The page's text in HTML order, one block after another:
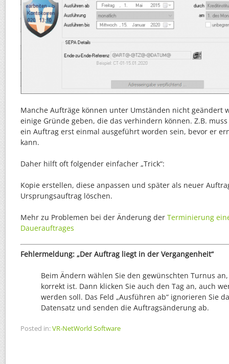
Manche Aufträge können unter Umständen nicht geändert
einige Gründe geben, die das verhindern können. Z.B.
ein Auftrag erst einmal ausgeführt worden sein, bevor er
kann.
Daher hilft oft folgender einfacher „Trick“:
Kopie erstellen, diese anpassen und später als neuer
Ursprungsauftrag löschen.
Mehr zu Problemen bei der Änderung der Terminierung
Dauerauftrages
Fehlermeldung: „Der Auftrag liegt in der Vergangenheit“
Beim Ändern wählen Sie den gewünschten Turnus
korrekt ist. Dann klicken Sie auch den Tag an, auch
werden soll. Das Feld „Ausführen ab“ ignorieren Sie
Datensatz und senden die Auftragsänderung ab.
Posted in:VR-NetWorld Software